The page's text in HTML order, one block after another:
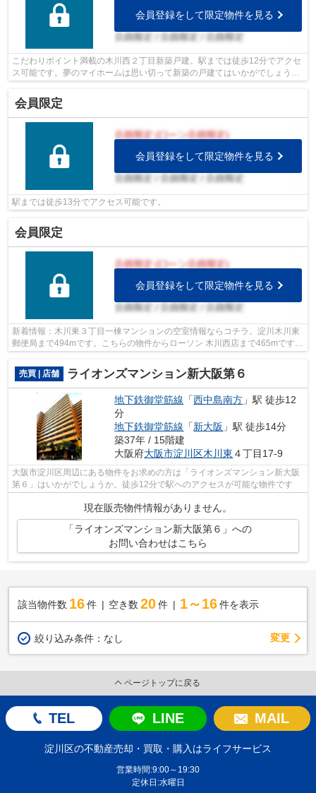
会員登録をして限定物件を見る
こだわりポイント満載の木川西２丁目新築戸建。駅までは徒歩12分でアクセ
ス可能です。夢のマイホームは思い切って新築の戸建てはいかがでしょう
会員限定
会員登録をして限定物件を見る
駅までは徒歩13分でアクセス可能です。
会員限定
会員登録をして限定物件を見る
新着情報：木川東３丁目一棟マンションの空室情報ならコチラ。淀川木川東
郵便局まで494mです。こちらの物件からローソン 木川西店まで465mです。
売買 | 店舗
ライオンズマンション新大阪第６
地下鉄御堂筋線 「西中島南方 」駅 徒歩12
分
地下鉄御堂筋線 「新大阪 」駅 徒歩14分
築37年 / 15階建
大阪府大阪市淀川区木川東 ４丁目17-9
大阪市淀川区周辺にある物件をお求めの方は「ライオンズマンション新大阪
第６」はいかがでしょうか。徒歩12分で駅へのアクセスが可能な物件です
現在販売物件情報がありません。
「ライオンズマンション新大阪第６」への
お問い合わせはこちら
該当物件数 16件 空き数 20 件 1～16 件を表示
絞り込み条件： なし 変更
ページトップに戻る
TEL LINE MAIL
淀川区の不動産売却・買取・購入はライフサービス
営業時間:9:00～19:30
定休日:水曜日